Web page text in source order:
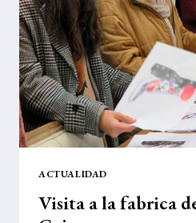
ACTUALIDAD
Visita a la fabrica